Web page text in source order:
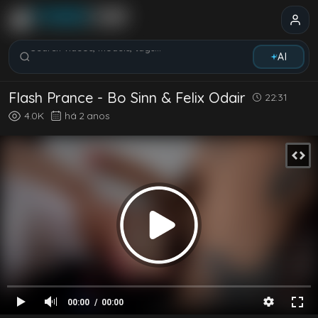
Search videos, models, tags...
AI
Flash Prance - Bo Sinn & Felix Odair
22:31
4.0K
há 2 anos
00:00 00:00